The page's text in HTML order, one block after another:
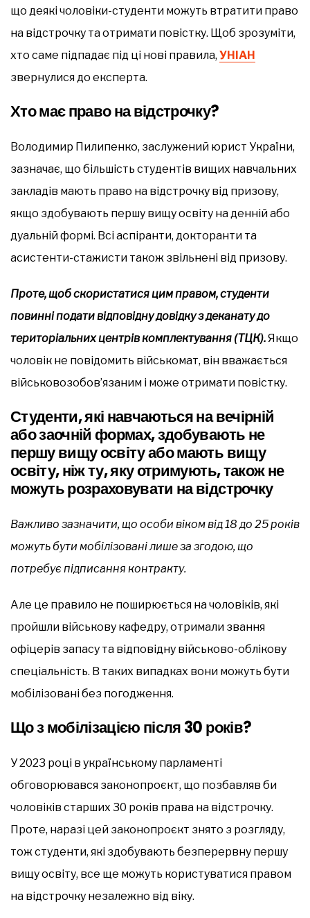
що деякі чоловіки-студенти можуть втратити право
на відстрочку та отримати повістку. Щоб зрозуміти,
хто саме підпадає під ці нові правила, УНІАН
звернулися до експерта.
Хто має право на відстрочку?
Володимир Пилипенко, заслужений юрист України,
зазначає, що більшість студентів вищих навчальних
закладів мають право на відстрочку від призову,
якщо здобувають першу вищу освіту на денній або
дуальній формі. Всі аспіранти, докторанти та
асистенти-стажисти також звільнені від призову.
Проте, щоб скористатися цим правом, студенти
повинні подати відповідну довідку з деканату до
територіальних центрів комплектування (ТЦК).Якщо
чоловік не повідомить військомат, він вважається
військовозобов’язаним і може отримати повістку.
Студенти, які навчаються на вечірній
або заочній формах, здобувають не
першу вищу освіту або мають вищу
освіту, ніж ту, яку отримують, також не
можуть розраховувати на відстрочку
Важливо зазначити, що особи віком від 18 до 25 років
можуть бути мобілізовані лише за згодою, що
потребує підписання контракту.
Але це правило не поширюється на чоловіків, які
пройшли військову кафедру, отримали звання
офіцерів запасу та відповідну військово-облікову
спеціальність. В таких випадках вони можуть бути
мобілізовані без погодження.
Що з мобілізацією після 30 років?
У 2023 році в українському парламенті
обговорювався законопроєкт, що позбавляв би
чоловіків старших 30 років права на відстрочку.
Проте, наразі цей законопроєкт знято з розгляду,
тож студенти, які здобувають безперервну першу
вищу освіту, все ще можуть користуватися правом
на відстрочку незалежно від віку.